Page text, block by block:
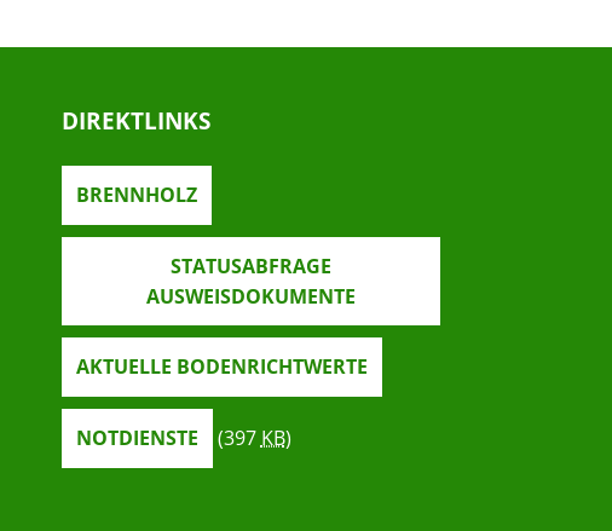
DIREKTLINKS
BRENNHOLZ
STATUSABFRAGE
AUSWEISDOKUMENTE
AKTUELLE BODENRICHTWERTE
NOTDIENSTE (397KB)